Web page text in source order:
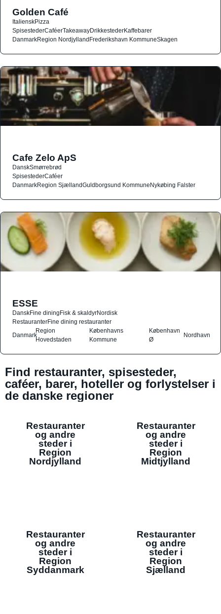
Golden Café
ItalienskPizza
SpisestederCaféerTakeawayDrikkestederKaffebarer
DanmarkRegion NordjyllandFrederikshavn KommuneSkagen
Cafe Zelo ApS
DanskSmørrebrød
SpisestederCaféer
DanmarkRegion SjællandGuldborgsund KommuneNykøbing Falster
ESSE
DanskFine diningFisk & skaldyrNordisk
RestauranterFine dining restauranter
Danmark
Region
Hovedstaden
Københavns
Kommune
København
Ø
Nordhavn
Find restauranter, spisesteder,
caféer, barer, hoteller og forlystelser i
de danske regioner
Restauranter
og andre
steder i
Region
Nordjylland
Restauranter
og andre
steder i
Region
Midtjylland
Restauranter
og andre
steder i
Region
Syddanmark
Restauranter
og andre
steder i
Region
Sjælland